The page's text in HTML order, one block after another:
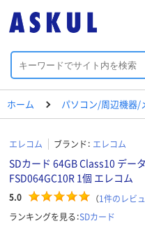
ホーム パソコン/周辺機器/
エレコム ブランド： エレコム
SDカード 64GB Class10 デー
FSD064GC10R 1個 エレコム
5.0 （1件のレビ
ランキングを見る：SDカード